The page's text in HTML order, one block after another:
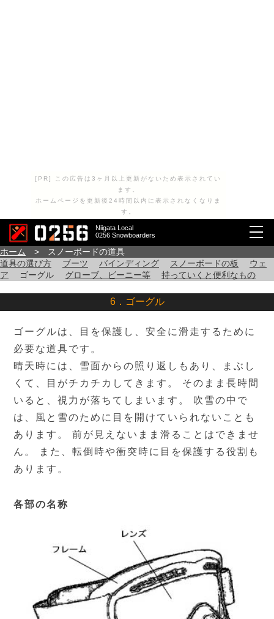
[PR] この広告は3ヶ月以上更新がないため表示されてい
ます。
ホームページを更新後24時間以内に表示されなくなりま
す。
Niigata Local
0256 Snowboarders
ホーム
> スノーボードの道具
道具の選び方
ブーツ バインディング スノーボードの板
ウェ
ア ゴーグル グローブ、ビーニー等 持っていくと便利なもの
6．ゴーグル
ゴーグルは、目を保護し、安全に滑走するために
必要な道具です。
晴天時には、雪面からの照り返しもあり、まぶし
くて、目がチカチカしてきます。 そのまま長時間
いると、視力が落ちてしまいます。 吹雪の中で
は、風と雪のために目を開けていられないことも
あります。 前が見えないまま滑ることはできませ
ん。 また、転倒時や衝突時に目を保護する役割も
あります。
各部の名称